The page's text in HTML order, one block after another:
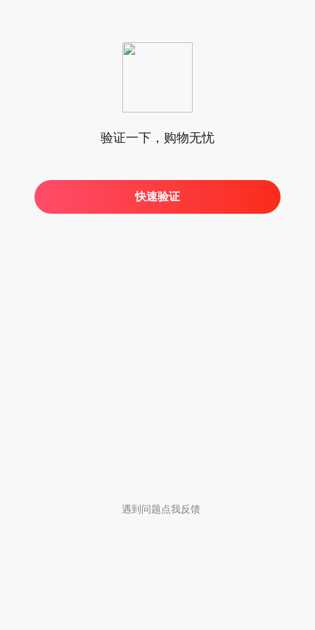
验证一下，购物无忧
快速验证
遇到问题点我反馈